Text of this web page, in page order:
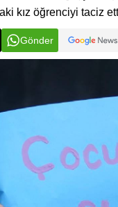
kız öğrenciyi taciz
Gönder